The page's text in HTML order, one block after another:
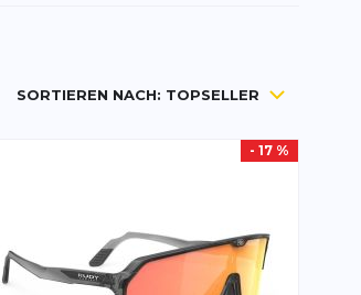
SORTIEREN NACH: TOPSELLER
- 17 %